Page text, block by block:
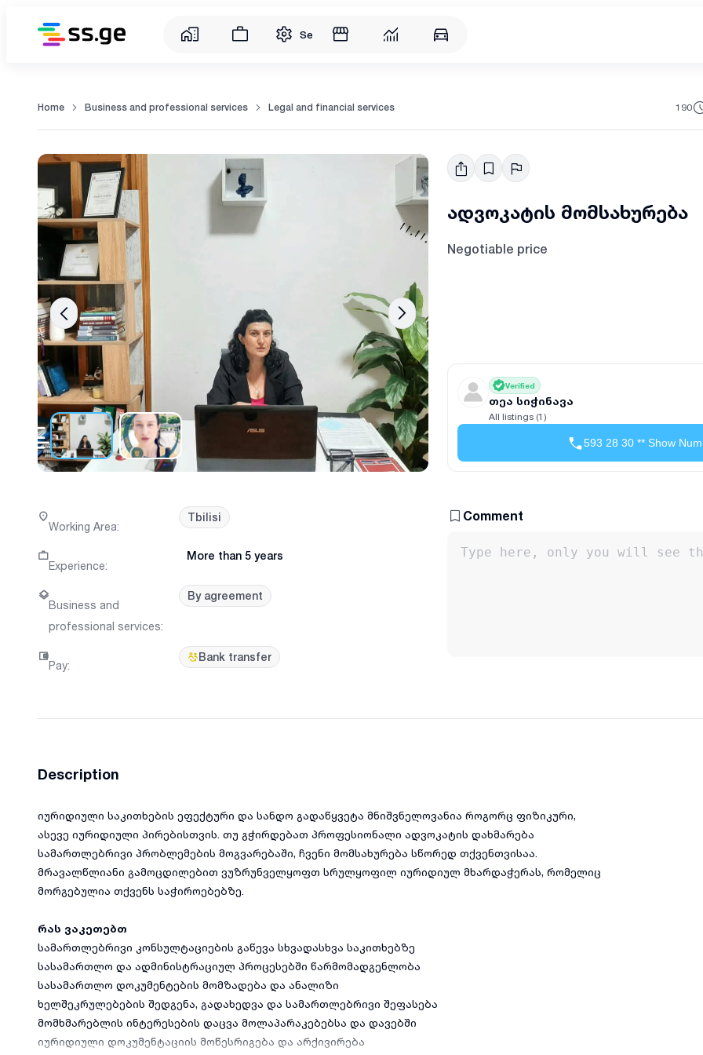
Service
Home Business and professional services Legal and financial services 190
ადვოკატის მომსახურება
Negotiable price
Verified
თეა სიჭინავა
All listings (1)
593 28 30 ** Show
Working Area:
Tbilisi
Experience:
More than 5 years
Business and
professional services:
By agreement
Pay:
Bank transfer
Comment
Description
იურიდიული საკითხების ეფექტური და სანდო გადაწყვეტა მნიშვნელოვანია როგორც ფიზიკური,
ასევე იურიდიული პირებისთვის. თუ გჭირდებათ პროფესიონალი ადვოკატის დახმარება
სამართლებრივი პრობლემების მოგვარებაში, ჩვენი მომსახურება სწორედ თქვენთვისაა.
მრავალწლიანი გამოცდილებით ვუზრუნველყოფთ სრულყოფილ იურიდიულ მხარდაჭერას, რომელიც
მორგებულია თქვენს საჭიროებებზე.
რას ვაკეთებთ
სამართლებრივი კონსულტაციების გაწევა სხვადასხვა საკითხებზე
სასამართლო და ადმინისტრაციულ პროცესებში წარმომადგენლობა
სასამართლო დოკუმენტების მომზადება და ანალიზი
ხელშეკრულებების შედგენა, გადახედვა და სამართლებრივი შეფასება
მომხმარებლის ინტერესების დაცვა მოლაპარაკებებსა და დავებში
იურიდიული დოკუმენტაციის მოწესრიგება და არქივირება